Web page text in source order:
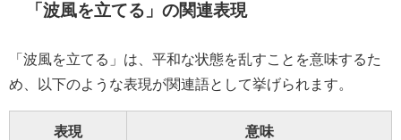
「波風を立てる」の関連表現
「波風を立てる」は、平和な状態を乱すことを意味するた
め、以下のような表現が関連語として挙げられます。
表現 意味